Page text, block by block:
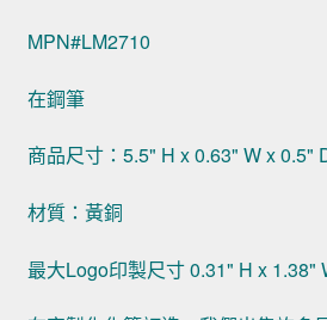
MPN#LM2710
在鋼筆
商品尺寸：5.5" H x 0.63" W x 0.5"
材質：黃銅
最大Logo印製尺寸 0.31" H x 1.38"